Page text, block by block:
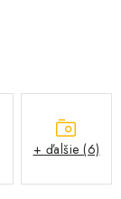
+ ďalšie (6)